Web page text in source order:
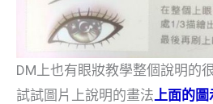
DM上也有眼妝教學整個說明的
試試圖片上說明的畫法 上面的